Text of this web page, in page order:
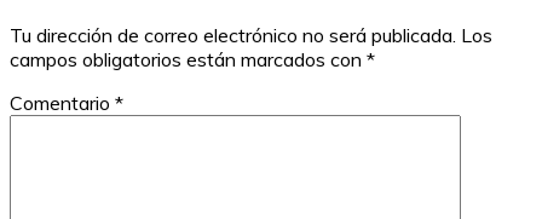
Tu dirección de correo electrónico no será publicada. Los
campos obligatorios están marcados con *
Comentario *